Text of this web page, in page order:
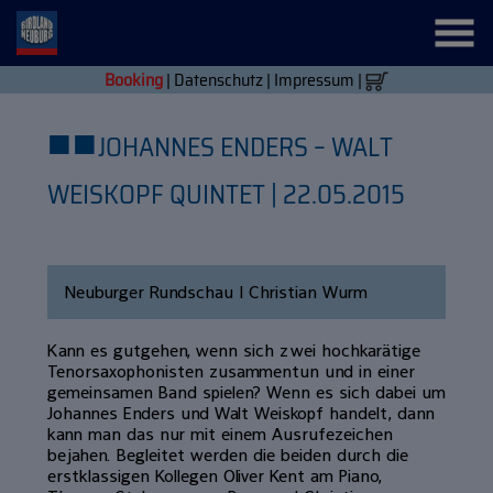
Booking| Datenschutz| Impressum |
■■JOHANNES ENDERS – WALT
WEISKOPF QUINTET | 22.05.2015
Neuburger Rundschau | Christian Wurm
Kann es gutgehen, wenn sich zwei hochkarätige
Tenorsaxophonisten zusammentun und in einer
gemeinsamen Band spielen? Wenn es sich dabei um
Johannes Enders und Walt Weiskopf handelt, dann
kann man das nur mit einem Ausrufezeichen
bejahen. Begleitet werden die beiden durch die
erstklassigen Kollegen Oliver Kent am Piano,